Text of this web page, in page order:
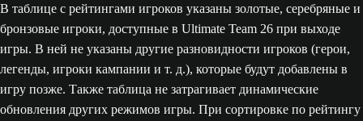
В таблице с рейтингами игроков указаны золотые, серебряные и
бронзовые игроки, доступные в Ultimate Team 26 при выходе
игры. В ней не указаны другие разновидности игроков (герои,
легенды, игроки кампании и т. д.), которые будут добавлены в
игру позже. Также таблица не затрагивает динамические
обновления других режимов игры. При сортировке по рейтингу